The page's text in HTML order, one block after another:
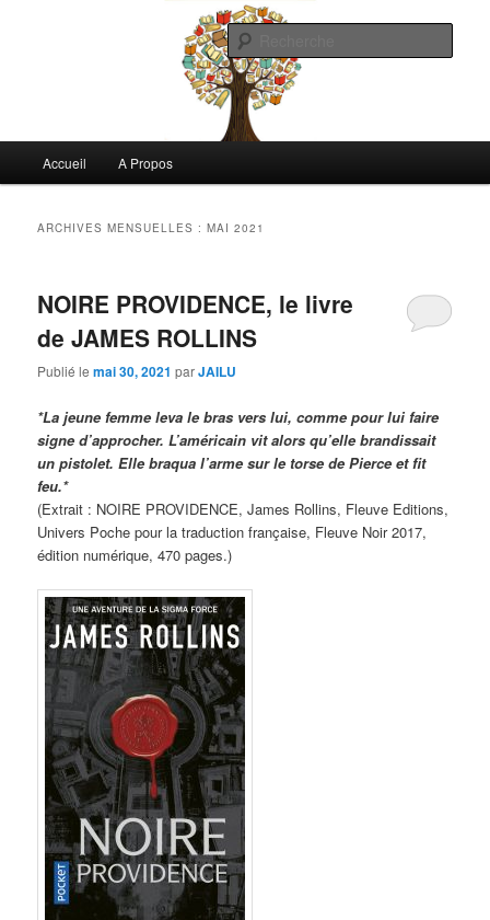
Commentaires littéraires en tout genre
principal
Accueil A Propos
ARCHIVES MENSUELLES :MAI 2021
NOIRE PROVIDENCE, le livre
de JAMES ROLLINS
Publié lemai 30, 2021 parJAILU
*La jeune femme leva le bras vers lui, comme pour lui faire
signe d’approcher. L’américain vit alors qu’elle brandissait
un pistolet. Elle braqua l’arme sur le torse de Pierce et fit
feu.*
(Extrait : NOIRE PROVIDENCE, James Rollins, Fleuve Editions,
Univers Poche pour la traduction française, Fleuve Noir 2017,
édition numérique, 470 pages.)